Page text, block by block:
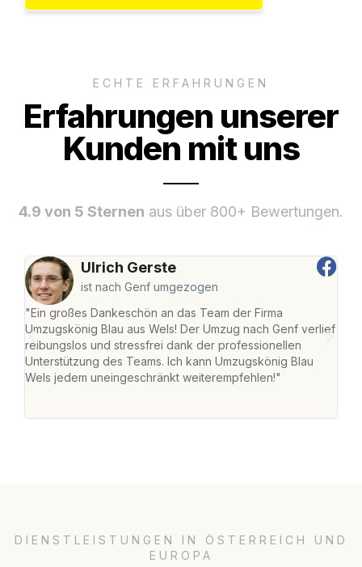
ECHTE ERFAHRUNGEN
Erfahrungen unserer
Kunden mit uns
4.9 von 5 Sternen aus über 800+ Bewertungen.
Ulrich Gerste
ist nach Genf umgezogen
"Ein großes Dankeschön an das Team der Firma
Umzugskönig Blau aus Wels! Der Umzug nach Genf verlief
reibungslos und stressfrei dank der professionellen
Unterstützung des Teams. Ich kann Umzugskönig Blau
Wels jedem uneingeschränkt weiterempfehlen!"
DIENSTLEISTUNGEN IN ÖSTERREICH UND
EUROPA